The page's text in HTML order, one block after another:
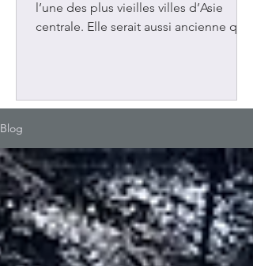
l’une des plus vieilles villes d’Asie
centrale. Elle serait aussi ancienne que
a été au carrefour de plusieurs
musulmanes. La place Registan Au 14e
siècle, la ville a vécu une période de
prospérité sous le règne d’Amir
Timour (Tamerlan). Ce dirigeant a fait
de Samar
Blog